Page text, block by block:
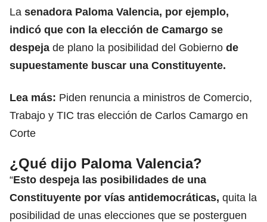
La senadora Paloma Valencia, por ejemplo,
indicó que con la elección de Camargo se
despeja de plano la posibilidad del Gobierno de
supuestamente buscar una Constituyente.
Lea más: Piden renuncia a ministros de Comercio,
Trabajo y TIC tras elección de Carlos Camargo en
Corte
¿Qué dijo Paloma Valencia?
“Esto despeja las posibilidades de una
Constituyente por vías antidemocráticas, quita la
posibilidad de unas elecciones que se posterguen